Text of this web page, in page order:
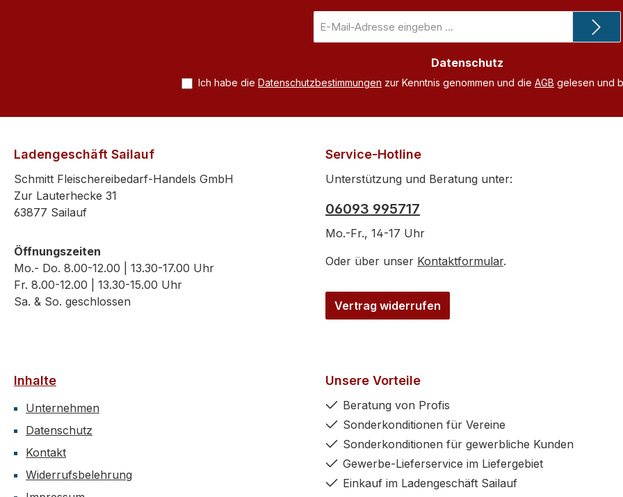
Mail-
Datenschutz
Ich habe die Datenschutzbestimmungen zur Kenntnis genommen und die AGB gelesen und
Service-Hotline
Unterstützung und Beratung unter:
06093 995717
Mo.-Fr., 14-17 Uhr
Oder über unser Kontaktformular.
Vertrag widerrufen
Ladengeschäft Sailauf
Schmitt Fleischereibedarf-Handels GmbH
Zur Lauterhecke 31
63877 Sailauf
Öffnungszeiten
Mo.- Do. 8.00-12.00 | 13.30-17.00 Uhr
Fr. 8.00-12.00 | 13.30-15.00 Uhr
Sa. & So. geschlossen
Inhalte
Unternehmen
Datenschutz
Kontakt
Widerrufsbelehrung
Unsere Vorteile
Beratung von Profis
Sonderkonditionen für Vereine
Sonderkonditionen für gewerbliche Kunden
Gewerbe-Lieferservice im Liefergebiet
Einkauf im Ladengeschäft Sailauf